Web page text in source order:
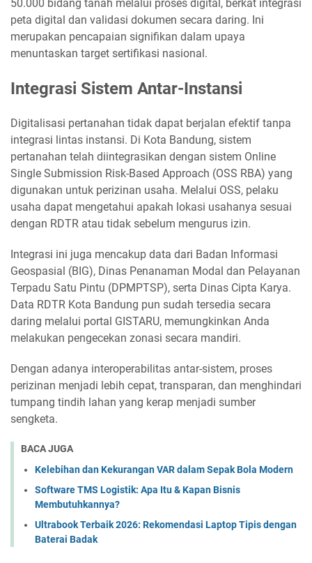
50.000 bidang tanah melalui proses digital, berkat integrasi
peta digital dan validasi dokumen secara daring. Ini
merupakan pencapaian signifikan dalam upaya
menuntaskan target sertifikasi nasional.
Integrasi Sistem Antar-Instansi
Digitalisasi pertanahan tidak dapat berjalan efektif tanpa
integrasi lintas instansi. Di Kota Bandung, sistem
pertanahan telah diintegrasikan dengan sistem Online
Single Submission Risk-Based Approach (OSS RBA) yang
digunakan untuk perizinan usaha. Melalui OSS, pelaku
usaha dapat mengetahui apakah lokasi usahanya sesuai
dengan RDTR atau tidak sebelum mengurus izin.
Integrasi ini juga mencakup data dari Badan Informasi
Geospasial (BIG), Dinas Penanaman Modal dan Pelayanan
Terpadu Satu Pintu (DPMPTSP), serta Dinas Cipta Karya.
Data RDTR Kota Bandung pun sudah tersedia secara
daring melalui portal GISTARU, memungkinkan Anda
melakukan pengecekan zonasi secara mandiri.
Dengan adanya interoperabilitas antar-sistem, proses
perizinan menjadi lebih cepat, transparan, dan menghindari
tumpang tindih lahan yang kerap menjadi sumber
sengketa.
BACA JUGA
Kelebihan dan Kekurangan VAR dalam Sepak Bola Modern
Software TMS Logistik: Apa Itu & Kapan Bisnis
Membutuhkannya?
Ultrabook Terbaik 2026: Rekomendasi Laptop Tipis dengan
Baterai Badak